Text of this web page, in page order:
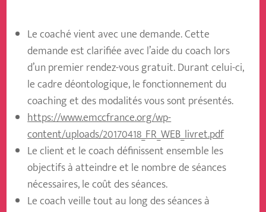
Le coaché vient avec une demande. Cette
demande est clarifiée avec l’aide du coach lors
d’un premier rendez-vous gratuit. Durant celui-ci,
le cadre déontologique, le fonctionnement du
coaching et des modalités vous sont présentés.
https://www.emccfrance.org/wp-
content/uploads/20170418_FR_WEB_livret.pdf
Le client et le coach définissent ensemble les
objectifs à atteindre et le nombre de séances
nécessaires, le coût des séances.
Le coach veille tout au long des séances à